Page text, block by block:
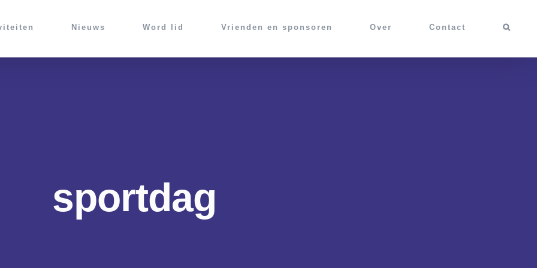
Nieuws Word lid Vrienden en sponsoren Over Contact
sportdag